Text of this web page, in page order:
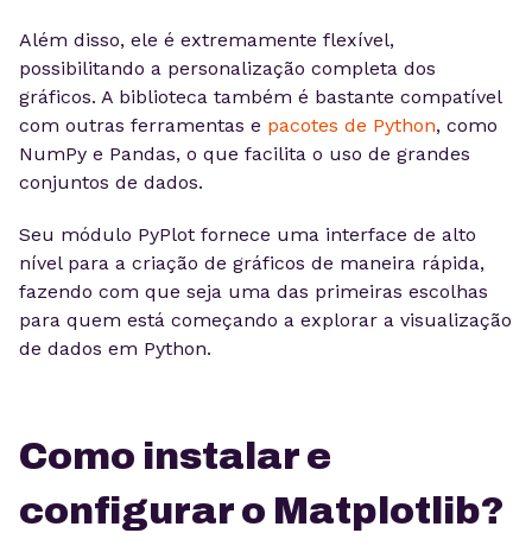
Além disso, ele é extremamente flexível,
possibilitando a personalização completa dos
gráficos. A biblioteca também é bastante compatível
com outras ferramentas e pacotes de Python, como
NumPy e Pandas, o que facilita o uso de grandes
conjuntos de dados.
Seu módulo PyPlot fornece uma interface de alto
nível para a criação de gráficos de maneira rápida,
fazendo com que seja uma das primeiras escolhas
para quem está começando a explorar a visualização
de dados em Python.
Como instalar e
configurar o Matplotlib?